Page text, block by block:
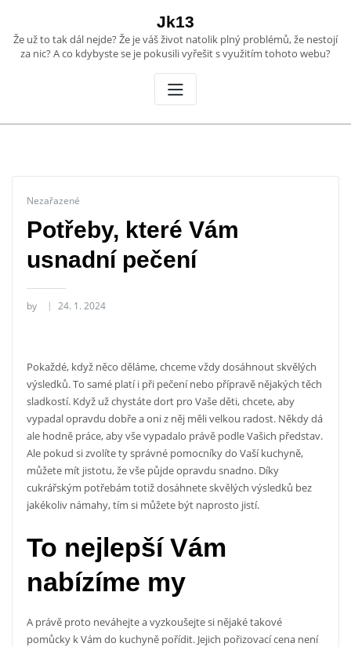
content
Jk13
Že už to tak dál nejde? Že je váš život natolik plný problémů, že nestojí
za nic? A co kdybyste se je pokusili vyřešit s využitím tohoto webu?
Nezařazené
Potřeby, které Vám
usnadní pečení
by 24. 1. 2024
Pokaždé, když něco děláme, chceme vždy dosáhnout skvělých
výsledků. To samé platí i při pečení nebo přípravě nějakých těch
sladkostí. Když už chystáte dort pro Vaše děti, chcete, aby
vypadal opravdu dobře a oni z něj měli velkou radost. Někdy dá
ale hodně práce, aby vše vypadalo právě podle Vašich představ.
Ale pokud si zvolíte ty správné pomocníky do Vaší kuchyně,
můžete mít jistotu, že vše půjde opravdu snadno. Díky
cukrářským potřebám totiž dosáhnete skvělých výsledků bez
jakékoliv námahy, tím si můžete být naprosto jistí.
To nejlepší Vám
nabízíme my
A právě proto neváhejte a vyzkoušejte si nějaké takové
pomůcky k Vám do kuchyně pořídit. Jejich pořizovací cena není